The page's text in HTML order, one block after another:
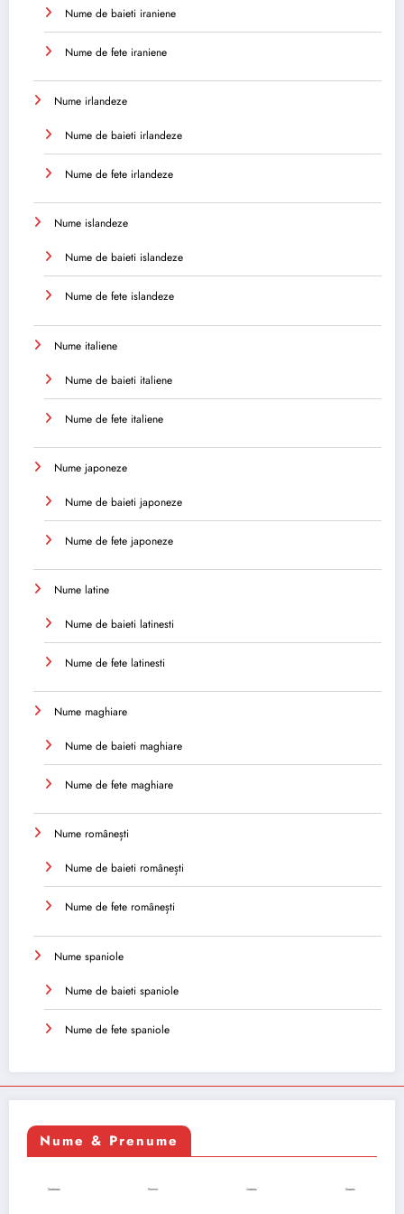
Nume de baieti iraniene
Nume de fete iraniene
Nume irlandeze
Nume de baieti irlandeze
Nume de fete irlandeze
Nume islandeze
Nume de baieti islandeze
Nume de fete islandeze
Nume italiene
Nume de baieti italiene
Nume de fete italiene
Nume japoneze
Nume de baieti japoneze
Nume de fete japoneze
Nume latine
Nume de baieti latinesti
Nume de fete latinesti
Nume maghiare
Nume de baieti maghiare
Nume de fete maghiare
Nume românești
Nume de baieti românești
Nume de fete românești
Nume spaniole
Nume de baieti spaniole
Nume de fete spaniole
Nume & Prenume